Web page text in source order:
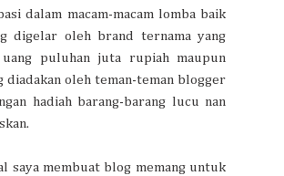
dalam macam-macam lomba baik
digelar oleh brand ternama yang
uang puluhan juta rupiah maupun
diadakan oleh teman-teman blogger
hadiah barang-barang lucu nan
saya membuat blog memang untuk